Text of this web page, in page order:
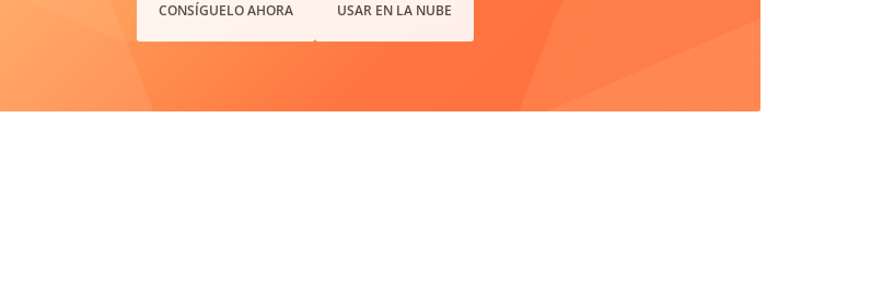
CONSÍGUELO AHORA USAR EN LA NUBE